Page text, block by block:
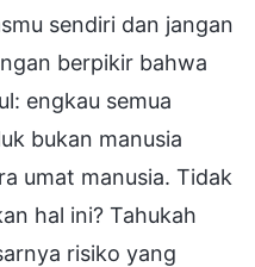
sendiri dan jangan
berpikir bahwa
engkau semua
bukan manusia
umat manusia. Tidak
hal ini? Tahukah
risiko yang